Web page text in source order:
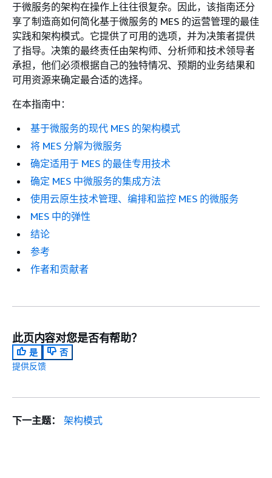
于微服务的架构在操作上往往很复杂。因此，该指南还分
享了制造商如何简化基于微服务的 MES 的运营管理的最佳
实践和架构模式。它提供了可用的选项，并为决策者提供
了指导。决策的最终责任由架构师、分析师和技术领导者
承担，他们必须根据自己的独特情况、预期的业务结果和
可用资源来确定最合适的选择。
在本指南中：
基于微服务的现代 MES 的架构模式
将 MES 分解为微服务
确定适用于 MES 的最佳专用技术
确定 MES 中微服务的集成方法
使用云原生技术管理、编排和监控 MES 的微服务
MES 中的弹性
结论
参考
作者和贡献者
此页内容对您是否有帮助？
是
否
提供反馈
下一主题： 架构模式